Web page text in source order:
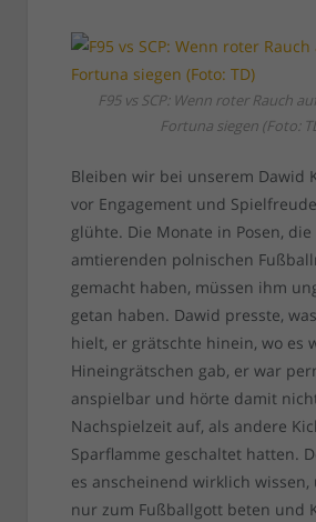
F95 vs SCP: Wenn roter Rauch
Fortuna siegen (Foto:
Bleiben wir bei unserem Dawid
vor Engagement und
glühte. Die Monate in Posen,
amtierenden polnischen
gemacht haben, müssen ihm
getan haben. Dawid presste,
hielt, er grätschte hinein, wo es
Hineingrätschen gab, er war
anspielbar und hörte damit
Nachspielzeit auf, als andere
Sparflamme geschaltet hatten.
es anscheinend wirklich
nur zum Fußballgott beten und